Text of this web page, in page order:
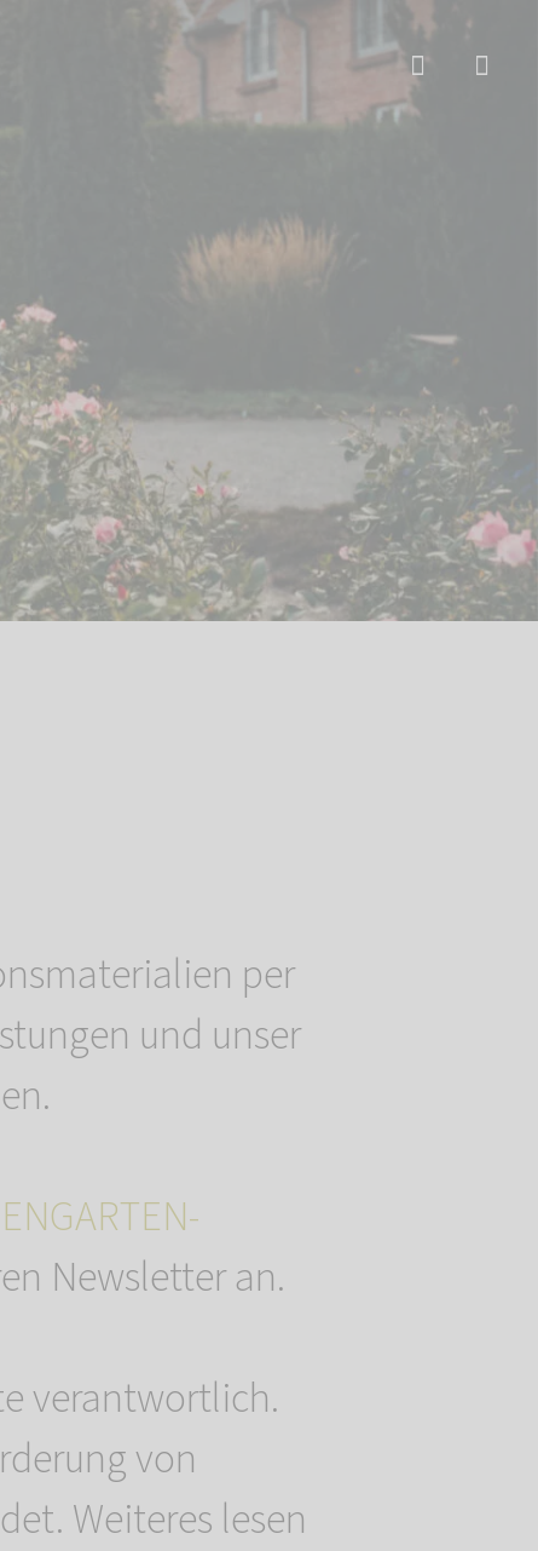
per
und unser
Newsletter an.
verantwortlich.
von
Weiteres lesen